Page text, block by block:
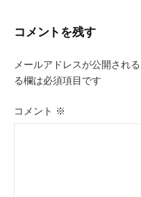
ビ
ゲ
ー
シ
コメントを残す
メールアドレスが公開され
る欄は必須項目です
コメント ※